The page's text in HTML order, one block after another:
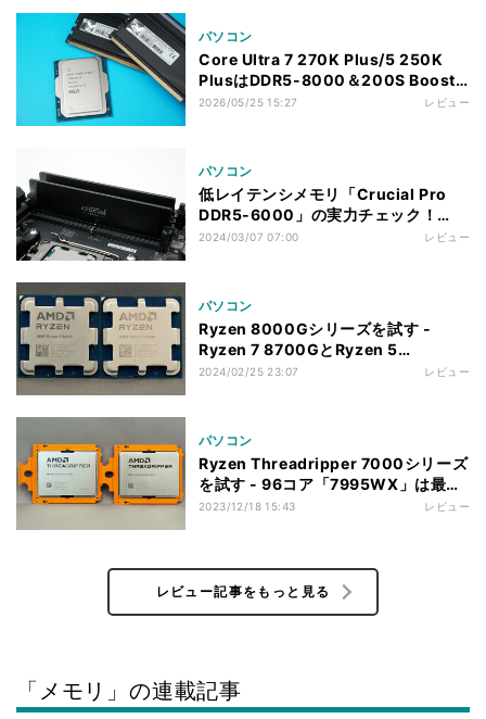
パソコン
Core Ultra 7 270K Plus/5 250K
PlusはDDR5-8000＆200S Boost
でさらに伸びるのか？
2026/05/25 15:27 レビュー
パソコン
低レイテンシメモリ「Crucial Pro
DDR5-6000」の実力チェック！
DDR5-5600からさらにゲーミング性
2024/03/07 07:00 レビュー
パソコン
Ryzen 8000Gシリーズを試す -
Ryzen 7 8700GとRyzen 5
8600G、拡張性もポイントに
2024/02/25 23:07 レビュー
パソコン
Ryzen Threadripper 7000シリーズ
を試す - 96コア「7995WX」は最強
を更新するのか
2023/12/18 15:43 レビュー
レビュー記事をもっと見る
「メモリ」の連載記事